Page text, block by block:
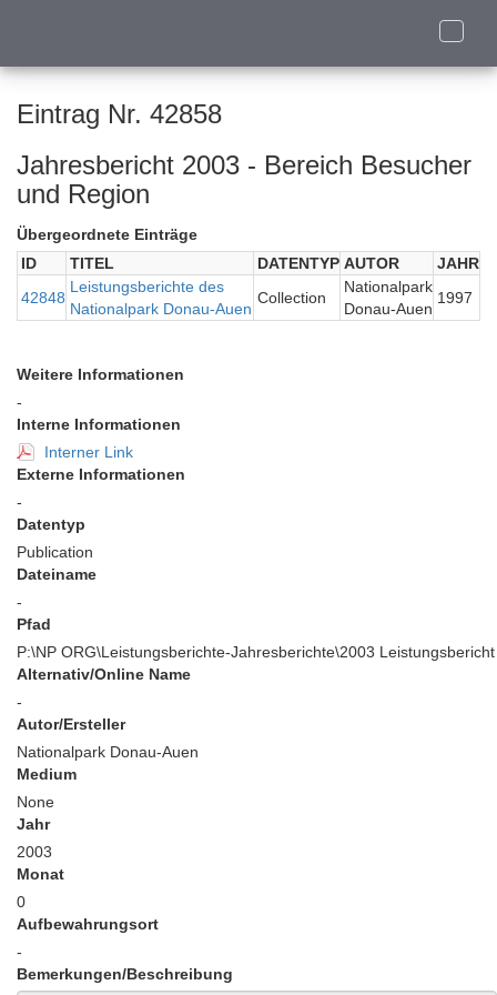
Toggle
Eintrag Nr. 42858
Jahresbericht 2003 - Bereich Besucher
und Region
Übergeordnete Einträge
ID
TITEL DATENTYP AUTOR
JAHR
42848
Leistungsberichte des
Nationalpark Donau-Auen
Collection
Nationalpark
Donau-Auen
1997
Weitere Informationen
-
Interne Informationen
Interner Link
Externe Informationen
-
Datentyp
Publication
Dateiname
-
Pfad
P:\NP ORG\Leistungsberichte-Jahresberichte\2003 Leistungsbericht
Alternativ/Online Name
-
Autor/Ersteller
Nationalpark Donau-Auen
Medium
None
Jahr
2003
Monat
0
Aufbewahrungsort
-
Bemerkungen/Beschreibung